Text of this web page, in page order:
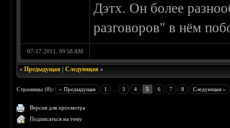
Дэтх. Он более
разговоров" в нём
07-17-2011, 09:58 AM
«Предыдущая |Следующая »
Страницы (8): « Предыдущая 1 3 4 5 6 7 8 Следующая »
Версия для просмотра
Подписаться на тему